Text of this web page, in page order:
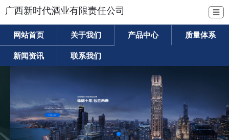
广西新时代酒业有限责任公司 ☰
网站首页 关于我们 产品中心 质量体系
新闻资讯 联系我们